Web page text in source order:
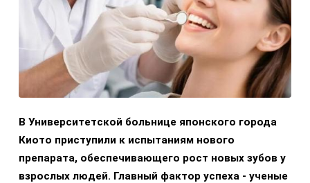
В Университетской больнице японского города
Киото приступили к испытаниям нового
препарата, обеспечивающего рост новых зубов у
взрослых людей. Главный фактор успеха - ученые